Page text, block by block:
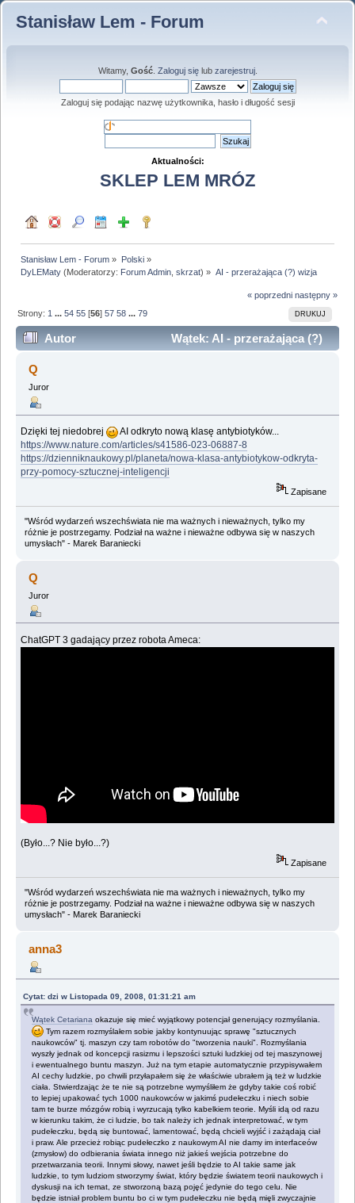
Stanisław Lem - Forum
Witamy, Gość. Zaloguj sięlub zarejestruj.
Zaloguj się podając nazwę użytkownika, hasło i długość sesji
Aktualności:
SKLEP LEM MRÓZ
Stanisław Lem - Forum » Polski»
DyLEMaty (Moderatorzy: Forum Admin ,skrzat) » AI - przerażająca (?) wizja
« poprzedni następny »
DRUKUJ
Strony: 1 ...54 55 [56]57 58 ...79
Autor
Wątek: AI - przerażająca (?)
wizja (Przeczytany 1574276 razy)
Q
Juror
Dzięki tej niedobrej
AI odkryto nową klasę antybiotyków...
https://www.nature.com/articles/s41586-023-06887-8
https://dzienniknaukowy.pl/planeta/nowa-klasa-antybiotykow-odkryta-
przy-pomocy-sztucznej-inteligencji
Zapisane
"Wśród wydarzeń wszechświata nie ma ważnych i nieważnych, tylko my
różnie je postrzegamy. Podział na ważne i nieważne odbywa się w naszych
umysłach" - Marek Baraniecki
Q
Juror
ChatGPT 3 gadający przez robota Ameca:
(Było...? Nie było...?)
Zapisane
"Wśród wydarzeń wszechświata nie ma ważnych i nieważnych, tylko my
różnie je postrzegamy. Podział na ważne i nieważne odbywa się w naszych
umysłach" - Marek Baraniecki
anna3
Cytat: dzi w Listopada 09, 2008, 01:31:21 am
Wątek Cetariana okazuje się mieć wyjątkowy potencjał generujący rozmyślania.
Tym razem rozmyślałem sobie jakby kontynuując sprawę "sztucznych
naukowców" tj. maszyn czy tam robotów do "tworzenia nauki". Rozmyślania
wyszły jednak od koncepcji rasizmu i lepszości sztuki ludzkiej od tej maszynowej
i ewentualnego buntu maszyn. Już na tym etapie automatycznie przypisywałem
AI cechy ludzkie, po chwili przyłapałem się że właściwie ubrałem ją też w ludzkie
ciała. Stwierdzając że te nie są potrzebne wymyśliłem że gdyby takie coś robić
to lepiej upakować tych 1000 naukowców w jakimś pudełeczku i niech sobie
tam te burze mózgów robią i wyrzucają tylko kabelkiem teorie. Myśli idą od razu
w kierunku takim, że ci ludzie, bo tak należy ich jednak interpretować, w tym
pudełeczku, będą się buntować, lamentować, będą chcieli wyjść i zażądają ciał
i praw. Ale przecież robiąc pudełeczko z naukowym AI nie damy im interfaceów
(zmysłow) do odbierania świata innego niż jakieś wejścia potrzebne do
przetwarzania teorii. Innymi słowy, nawet jeśli będzie to AI takie same jak
ludzkie, to tym ludziom stworzymy świat, który będzie światem teorii naukowych i
dyskusji na ich temat, ze stworzoną bazą pojęć jedynie do tego celu. Nie
będzie istniał problem buntu bo ci w tym pudełeczku nie będą mięli zwyczajnie